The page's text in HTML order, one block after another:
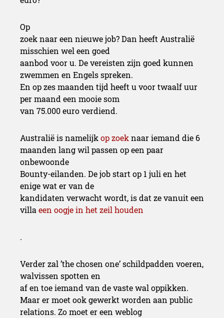
Op
zoek naar een nieuwe job? Dan heeft Australië
misschien wel een goed
aanbod voor u. De vereisten zijn goed kunnen
zwemmen en Engels spreken.
En op zes maanden tijd heeft u voor twaalf uur
per maand een mooie som
van 75.000 euro verdiend.
Australië is namelijkop zoeknaar iemand die 6
maanden lang wil passen op een paar
onbewoonde
Bounty-eilanden. De job start op 1 juli en het
enige wat er van de
kandidaten verwacht wordt, is dat ze vanuit een
villaeen oogje in het zeil houden
.
Verder zal ’the chosen one’ schildpadden voeren,
walvissen spotten en
af en toe iemand van de vaste wal oppikken.
Maar er moet ook gewerkt worden aan public
relations. Zo moet er een weblog